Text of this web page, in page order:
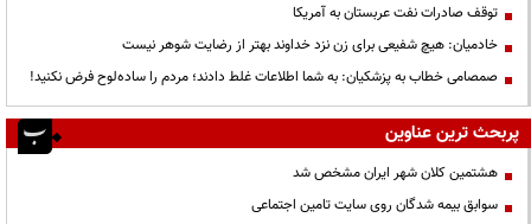
توقف صادرات نفت عربستان به آمریکا
خادمیان: هیچ شفیعی برای زن نزد خداوند بهتر از رضایت شوهر نیست
صمصامی خطاب به پزشکیان: به شما اطلاعات غلط دادند؛ مردم را ساده‌لوح فرض نکنید!
پربحث ترین عناوین
هشتمین کلان شهر ایران مشخص شد
سوابق بیمه شدگان روی سایت تامین اجتماعی